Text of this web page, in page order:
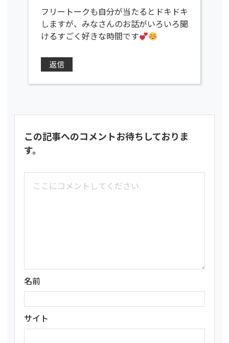
フリートークも自分が当たるとドキドキ
しますが、みなさんのお話がいろいろ聞
けるすごく好きな時間です
返信
この記事へのコメントお待ちしておりま
す。
名前
サイト